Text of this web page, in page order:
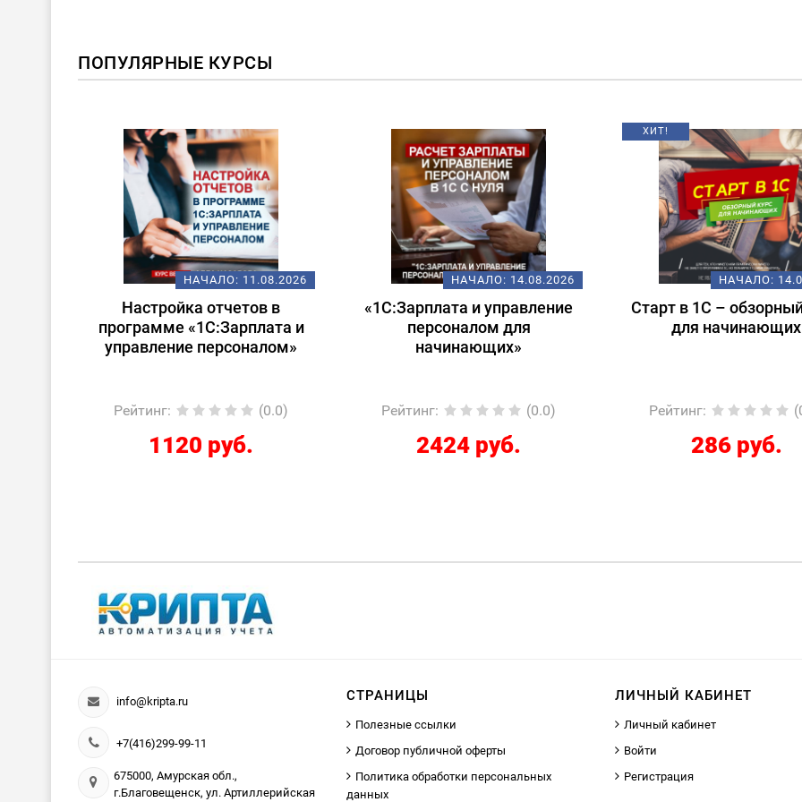
ПОПУЛЯРНЫЕ КУРСЫ
НАЧАЛО:14.08.2026
«1С:Зарплата и управление
персоналом для
начинающих»
Рейтинг : (0.0)
2424 руб.
ХИТ!
НАЧАЛО:14.08.2026
Старт в 1С – обзорный курс
для начинающих
Рейтинг : (0.0)
286 руб.
НАЧАЛО:
Подготовка к
1С:Специалист-
Рейтинг :
12267 руб.
info@kripta.ru
+7(416)299-99-11
675000, Амурская обл.,
г.Благовещенск, ул. Артиллерийская
СТРАНИЦЫ
Полезные ссылки
Договор публичной оферты
Политика обработки персональных
данных
ЛИЧНЫЙ КАБИНЕТ
Личный кабинет
Войти
Регистрация